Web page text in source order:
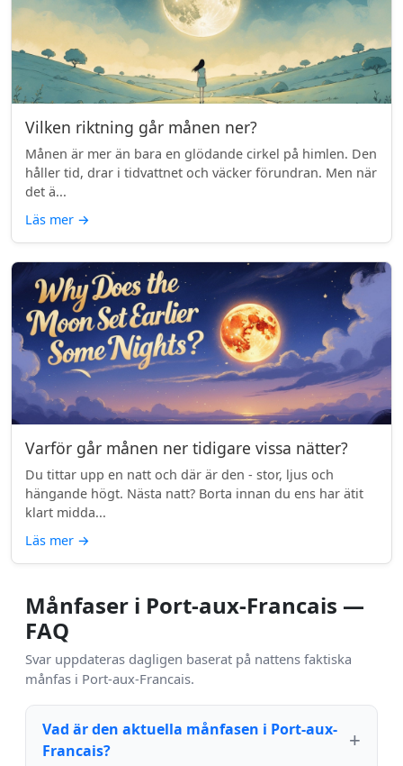
Vilken riktning går månen ner?
Månen är mer än bara en glödande cirkel på himlen. Den
håller tid, drar i tidvattnet och väcker förundran. Men när
det ä...
Läs mer →
Varför går månen ner tidigare vissa nätter?
Du tittar upp en natt och där är den - stor, ljus och
hängande högt. Nästa natt? Borta innan du ens har ätit
klart midda...
Läs mer →
Månfaser i Port-aux-Francais —
FAQ
Svar uppdateras dagligen baserat på nattens faktiska
månfas i Port-aux-Francais.
Vad är den aktuella månfasen i Port-aux-
Francais?